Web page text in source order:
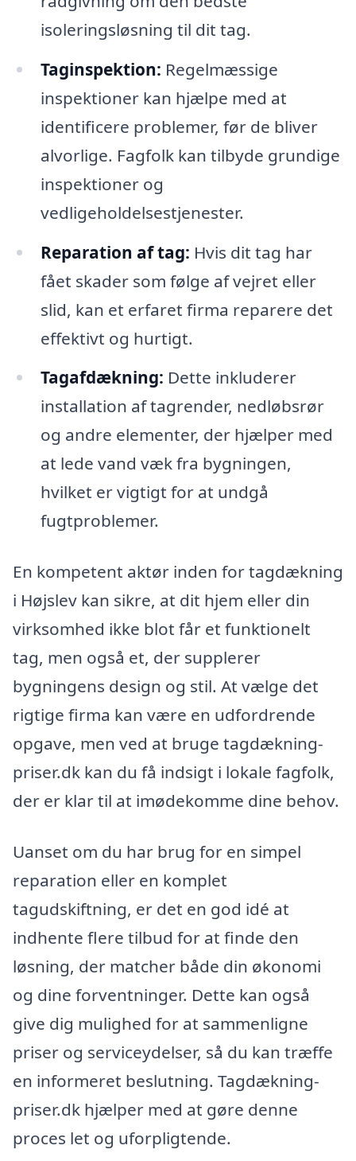
isoleringsløsning til dit tag.
Taginspektion: Regelmæssige
inspektioner kan hjælpe med at
identificere problemer, før de bliver
alvorlige. Fagfolk kan tilbyde grundige
inspektioner og
vedligeholdelsestjenester.
Reparation af tag: Hvis dit tag har
fået skader som følge af vejret eller
slid, kan et erfaret firma reparere det
effektivt og hurtigt.
Tagafdækning: Dette inkluderer
installation af tagrender, nedløbsrør
og andre elementer, der hjælper med
at lede vand væk fra bygningen,
hvilket er vigtigt for at undgå
fugtproblemer.
En kompetent aktør inden for tagdækning
i Højslev kan sikre, at dit hjem eller din
virksomhed ikke blot får et funktionelt
tag, men også et, der supplerer
bygningens design og stil. At vælge det
rigtige firma kan være en udfordrende
opgave, men ved at bruge tagdækning-
priser.dk kan du få indsigt i lokale fagfolk,
der er klar til at imødekomme dine behov.
Uanset om du har brug for en simpel
reparation eller en komplet
tagudskiftning, er det en god idé at
indhente flere tilbud for at finde den
løsning, der matcher både din økonomi
og dine forventninger. Dette kan også
give dig mulighed for at sammenligne
priser og serviceydelser, så du kan træffe
en informeret beslutning. Tagdækning-
priser.dk hjælper med at gøre denne
proces let og uforpligtende.